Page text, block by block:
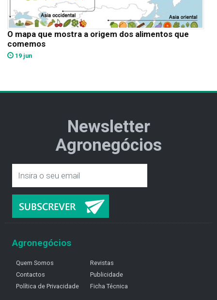
O mapa que mostra a origem dos alimentos que
comemos
19 jun
Newsletter
Agronegócios
Agronegócios
Quem Somos
Contactos
Política de Privacidade
Revistas
Publicidade
Ficha Técnica